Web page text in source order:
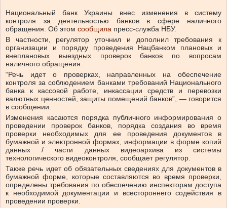
Национальный банк Украины внес изменения в систему
контроля за деятельностью банков в сфере наличного
обращения. Об этом сообщила пресс-служба НБУ.
В частности, регулятор уточнил и дополнил требования к
организации и порядку проведения Нацбанком плановых и
внеплановых выездных проверок банков по вопросам
наличного обращения.
“Речь идет о проверках, направленных на обеспечение
контроля за соблюдением банками требований Национального
банка к кассовой работе, инкассации средств и перевозки
валютных ценностей, защиты помещений банков”, — говорится
в сообщении.
Изменения касаются порядка публичного информирования о
проведении проверок банков, порядка создания во время
проверки необходимых для ее проведения документов в
бумажной и электронной формах, информации в форме копий
данных / части данных видеоархива из системы
технологического видеоконтроля, сообщает регулятор.
Также речь идет об обязательных сведениях для документов в
бумажной форме, которые составляются во время проверки,
определены требования по обеспечению инспекторам доступа
к необходимой документации и всестороннего содействия в
проведении проверки.